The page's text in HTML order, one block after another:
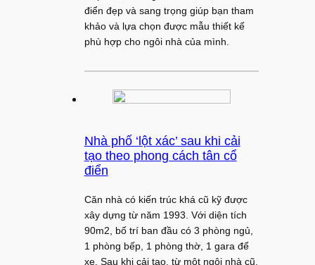
điển đẹp và sang trọng giúp bạn tham
khảo và lựa chọn được mẫu thiết kế
phù hợp cho ngôi nhà của mình.
Nhà phố ‘lột xác’ sau khi cải
tạo theo phong cách tân cổ
điển
Căn nhà có kiến trúc khá cũ kỹ được
xây dựng từ năm 1993. Với diện tích
90m2, bố trí ban đầu có 3 phòng ngủ,
1 phòng bếp, 1 phòng thờ, 1 gara để
xe. Sau khi cải tạo, từ một ngôi nhà cũ,